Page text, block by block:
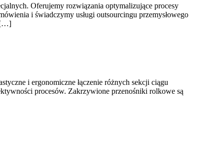
Oferujemy rozwiązania optymalizujące procesy
i świadczymy usługi outsourcingu przemysłowego
[…]
i ergonomiczne łączenie różnych sekcji ciągu
procesów. Zakrzywione przenośniki rolkowe są